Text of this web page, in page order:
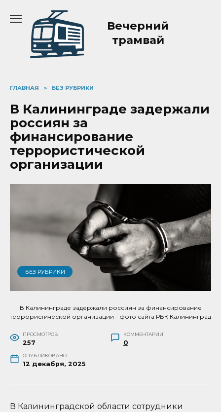
содержанию
Вечерний
трамвай
ГЛАВНАЯ » БЕЗ РУБРИКИ
В Калининграде задержали
россиян за
финансирование
террористической
организации
БЕЗ РУБРИКИ
В Калининграде задержали россиян за финансирование
террористической организации - фото сайта РБК Калининград
ПРОСМОТРОВ
257
КОММЕНТАРИИ
0
ОПУБЛИКОВАНО
12 декабря, 2025
В Калининградской области сотрудники